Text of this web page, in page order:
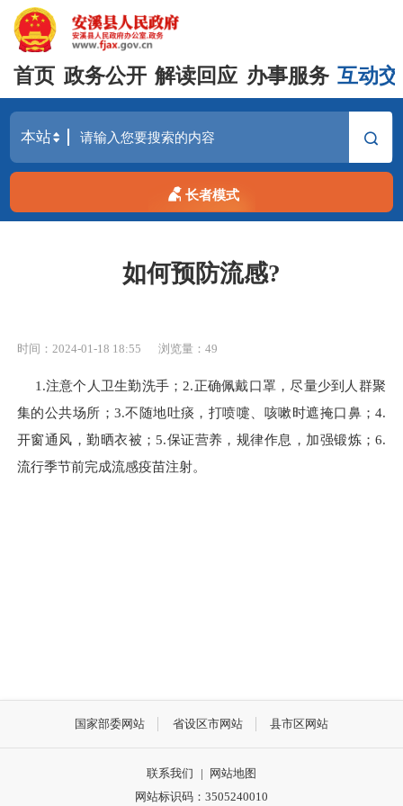
首页 政务公开 解读回应 办事服务 互动
长者模式
如何预防流感?
时间：2024-01-18 18:55 浏览量： 49
1.注意个人卫生勤洗手；2.正确佩戴口罩，尽量少到人群聚
集的公共场所；3.不随地吐痰，打喷嚏、咳嗽时遮掩口鼻；4.
开窗通风，勤晒衣被；5.保证营养，规律作息，加强锻炼；6.
流行季节前完成流感疫苗注射。
国家部委网站 省设区市网站 县市区网站
联系我们 |
网站地图
网站标识码：3505240010